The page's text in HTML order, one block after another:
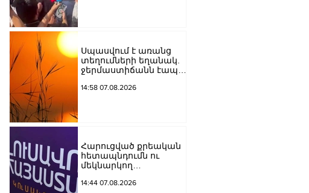
Սպասվում է առանց
տեղումների եղանակ.
ջերմաստիճանն էապես
14:58 07.08.2026
Հարուցված քրեական
հետապնդումն ու
մեկնարկող
վերջին տարիներին
14:44 07.08.2026